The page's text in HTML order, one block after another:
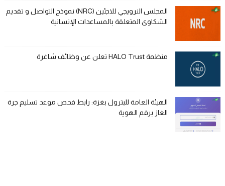
المجلس النرويجي للاجئين (NRC) نموذج التواصل و تقديم
الشكاوى المتعلقة بالمساعدات الإنسانية
منظمة HALO Trust تعلن عن وظائف شاغرة
الهيئة العامة للبترول بغزة: رابط فحص موعد تسليم جرة
الغاز برقم الهوية